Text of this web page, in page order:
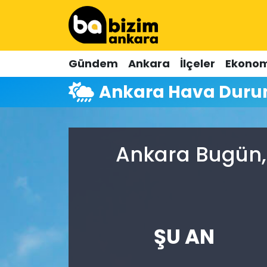
Gündem Ankara İlçeler
Ankara Hava
Ankara
ŞU AN
Hava Durumu
Trafik Durumu
Süper Lig Puan Durumu ve Fikstür